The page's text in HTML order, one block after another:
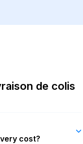
de colis
cost?